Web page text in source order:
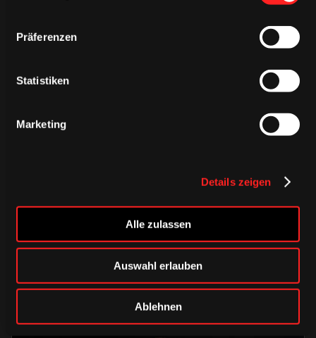
Präferenzen
Statistiken
Marketing
Details zeigen
Alle zulassen
Auswahl erlauben
Ablehnen
Erinnerungen vereint – unser
Heimtrikot 2026/2027
Saison 2026/2027